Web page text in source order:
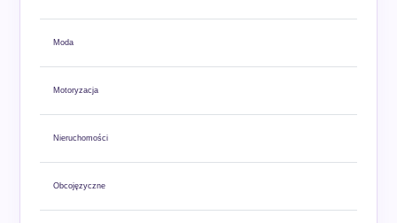
Moda
Motoryzacja
Nieruchomości
Obcojęzyczne